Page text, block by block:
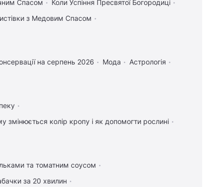
Спасом
Коли Успіння Пресвятої Богородиці
з Медовим Спасом
на серпень 2026 Мода Астрологія
змінюється колір кропу і як допомогти рослині
та томатним соусом
за 20 хвилин